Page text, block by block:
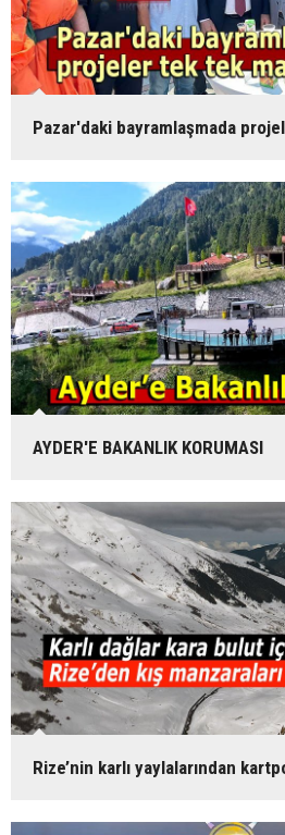
Pazar'daki bayramlaşmada
AYDER'E BAKANLIK KORUMASI
Rize’nin karlı yaylalarından